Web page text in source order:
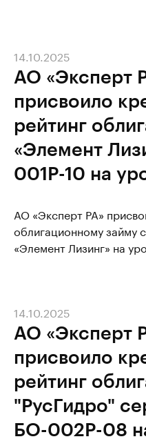
АО «Эксперт
присвоило
рейтинг
«Элемент
001Р-10 на
14.10.2025
АО «Эксперт РА»
облигационному
«Элемент Лизинг» на
АО «Эксперт
присвоило
рейтинг
"РусГидро"
БО-002Р-08
14.10.2025